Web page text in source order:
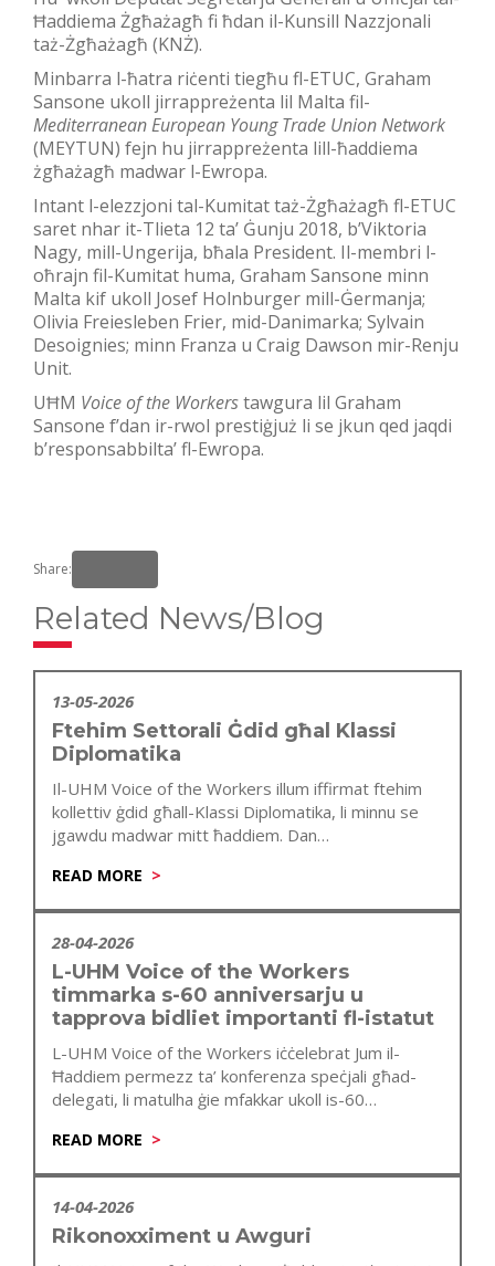
Ħaddiema Żgħażagħ fi ħdan il-Kunsill Nazzjonali
taż-Żgħażagħ (KNŻ).
Minbarra l-ħatra riċenti tiegħu fl-ETUC, Graham
Sansone ukoll jirrappreżenta lil Malta fil-
Mediterranean European Young Trade Union Network
(MEYTUN) fejn hu jirrappreżenta lill-ħaddiema
żgħażagħ madwar l-Ewropa.
Intant l-elezzjoni tal-Kumitat taż-Żgħażagħ fl-ETUC
saret nhar it-Tlieta 12 ta’ Ġunju 2018, b’Viktoria
Nagy, mill-Ungerija, bħala President. Il-membri l-
oħrajn fil-Kumitat huma, Graham Sansone minn
Malta kif ukoll Josef Holnburger mill-Ġermanja;
Olivia Freiesleben Frier, mid-Danimarka; Sylvain
Desoignies; minn Franza u Craig Dawson mir-Renju
Unit.
UĦM Voice of the Workerstawgura lil Graham
Sansone f’dan ir-rwol prestiġjuż li se jkun qed jaqdi
b’responsabbilta’ fl-Ewropa.
Share:
Related News/Blog
13-05-2026
Ftehim Settorali Ġdid għal Klassi
Diplomatika
Il-UHM Voice of the Workers illum iffirmat ftehim
kollettiv ġdid għall-Klassi Diplomatika, li minnu se
jgawdu madwar mitt ħaddiem. Dan…
READ MORE
28-04-2026
L-UHM Voice of the Workers
timmarka s-60 anniversarju u
tapprova bidliet importanti fl-istatut
L-UHM Voice of the Workers iċċelebrat Jum il-
Ħaddiem permezz ta’ konferenza speċjali għad-
delegati, li matulha ġie mfakkar ukoll is-60
READ MORE
14-04-2026
Rikonoxximent u Awguri